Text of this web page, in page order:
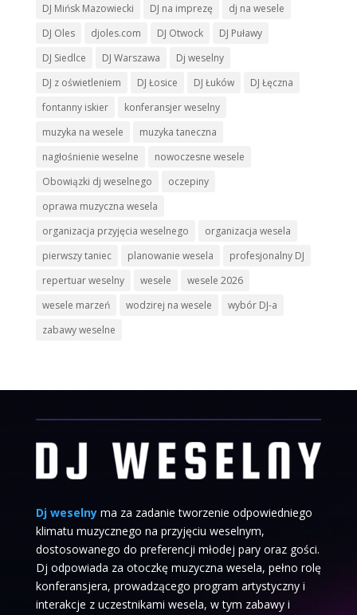
DJ Mińsk Mazowiecki
DJ na imprezę
dj na wesele
DJ Oles
djoles.com DJ Otwock
DJ Puławy
DJ Siedlce
DJ Warszawa
Dj weselny
DJ z oświetleniem
DJ Łosice DJ Łuków
DJ Łęczna
fontanny iskier
konferansjer weselny
muzyka na wesele
muzyka taneczna
nagłośnienie weselne
nowoczesne wesele
Obowiązki dj weselnego
oczepiny
oprawa muzyczna wesela
organizacja przyjęcia weselnego
organizacja wesela
pierwszy taniec
planowanie wesela
profesjonalny DJ
repertuar weselny
wesele
wesele 2026
wesele marzeń
wodzirej na wesele
wybór DJ-a
zabawy weselne
Dj weselnyma za zadanie tworzenie odpowiedniego
klimatu muzycznego na przyjęciu weselnym,
dostosowanego do preferencji młodej pary oraz gości.
Dj odpowiada za otoczkę muzyczna wesela, pełno rolę
konferansjera, prowadzącego program artystyczny i
interakcje z uczestnikami wesela, w tym zabawy i